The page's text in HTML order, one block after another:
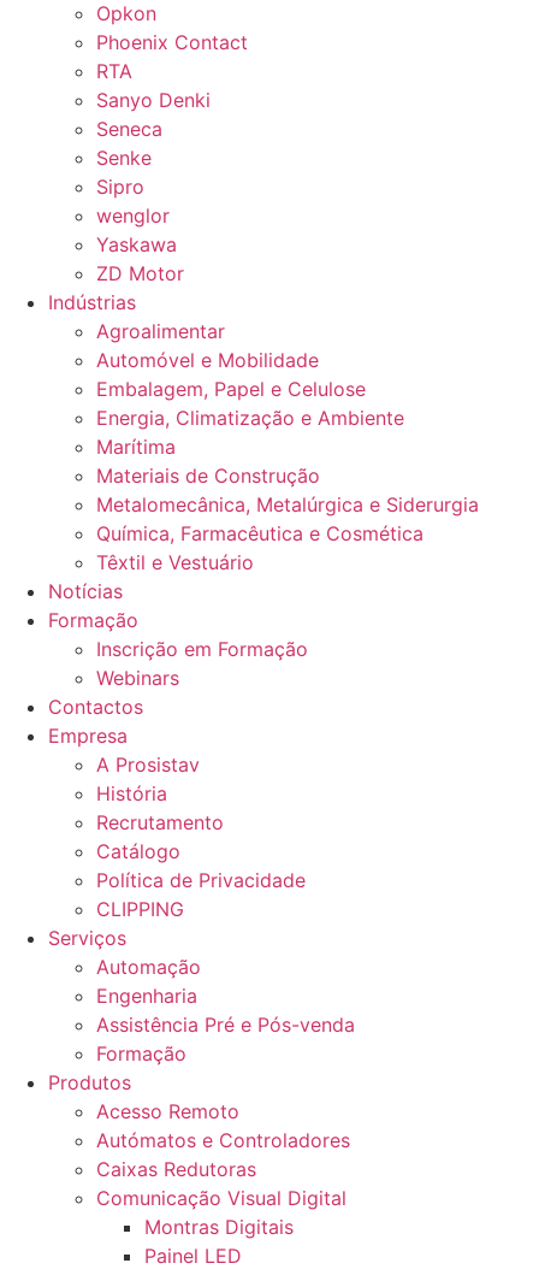
Opkon
Phoenix Contact
RTA
Sanyo Denki
Seneca
Senke
Sipro
wenglor
Yaskawa
ZD Motor
Indústrias
Agroalimentar
Automóvel e Mobilidade
Embalagem, Papel e Celulose
Energia, Climatização e Ambiente
Marítima
Materiais de Construção
Metalomecânica, Metalúrgica e Siderurgia
Química, Farmacêutica e Cosmética
Têxtil e Vestuário
Notícias
Formação
Inscrição em Formação
Webinars
Contactos
Empresa
A Prosistav
História
Recrutamento
Catálogo
Política de Privacidade
CLIPPING
Serviços
Automação
Engenharia
Assistência Pré e Pós-venda
Formação
Produtos
Acesso Remoto
Autómatos e Controladores
Caixas Redutoras
Comunicação Visual Digital
Montras Digitais
Painel LED